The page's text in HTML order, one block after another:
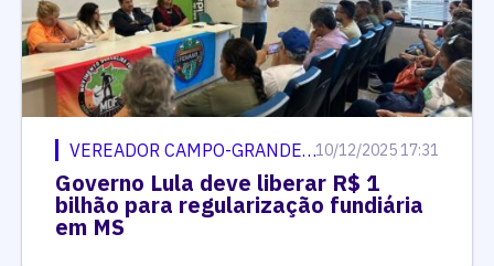
VEREADOR CAMPO-GRANDENSE10/12/2025 17:31
Governo Lula deve liberar R$ 1
bilhão para regularização fundiária
em MS